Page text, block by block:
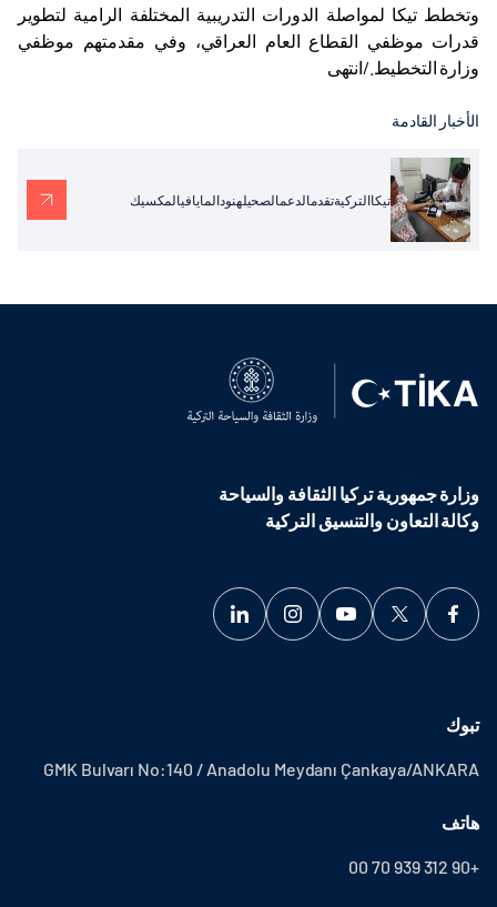
وتخطط تيكا لمواصلة الدورات التدريبية المختلفة الرامية لتطوير
قدرات موظفي القطاع العام العراقي، وفي مقدمتهم موظفي
وزارة التخطيط./انتهى
الأخبار القادمة
تيكاالتركيةتقدمالدعمالصحيلهنودالمايافيالمكسيك
وزارة جمهورية تركيا الثقافة والسياحة
وكالة التعاون والتنسيق التركية
تبوك
GMK Bulvarı No:140 / Anadolu Meydanı Çankaya/ANKARA
هاتف
+90 312 939 70 00